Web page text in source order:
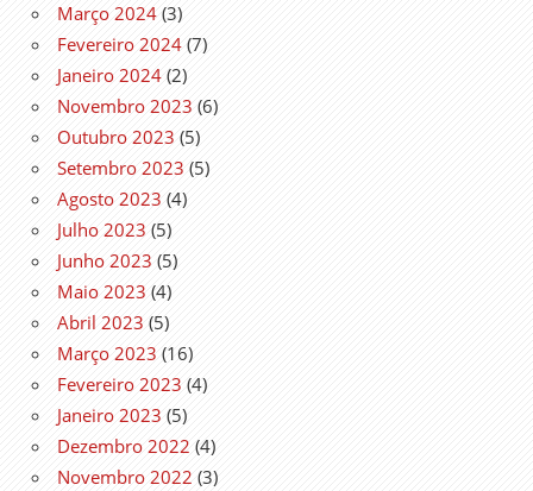
Março 2024 (3)
Fevereiro 2024 (7)
Janeiro 2024 (2)
Novembro 2023 (6)
Outubro 2023 (5)
Setembro 2023 (5)
Agosto 2023 (4)
Julho 2023 (5)
Junho 2023 (5)
Maio 2023 (4)
Abril 2023 (5)
Março 2023 (16)
Fevereiro 2023 (4)
Janeiro 2023 (5)
Dezembro 2022 (4)
Novembro 2022 (3)